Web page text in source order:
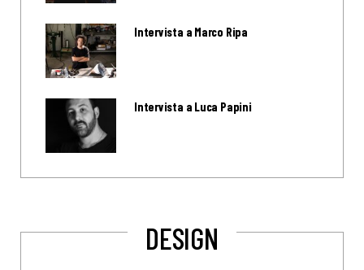
Intervista a Marco Ripa
Intervista a Luca Papini
DESIGN